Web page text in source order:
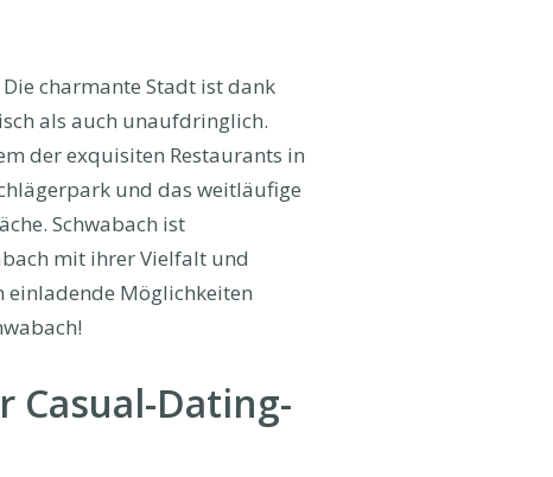
charmante Stadt ist dank
als auch unaufdringlich.
der exquisiten Restaurants in
und das weitläufige
Schwabach ist
mit ihrer Vielfalt und
einladende Möglichkeiten
Dating-